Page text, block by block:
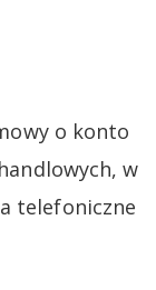
o konto
w
telefoniczne